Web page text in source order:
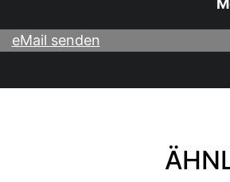
eMail senden